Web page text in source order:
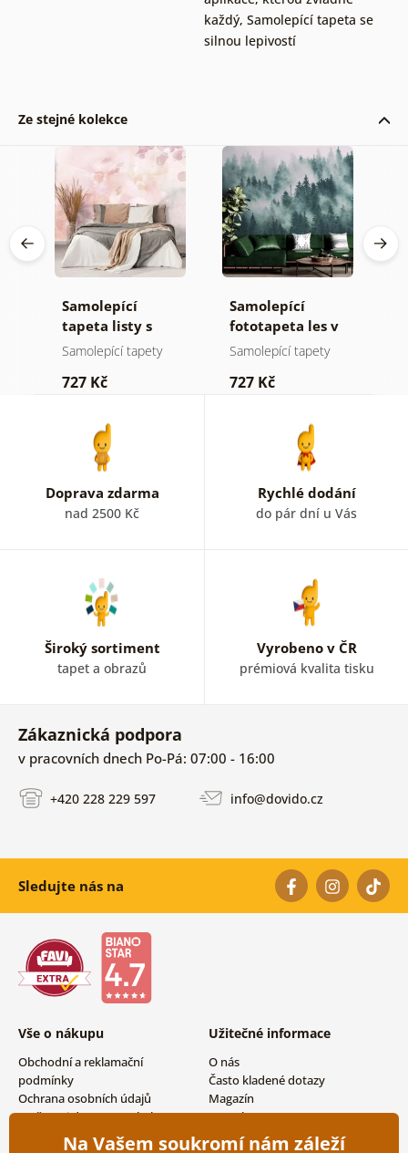
každý, Samolepící tapeta se
silnou lepivostí
Ze stejné kolekce
Samolepící
tapeta listy s
pastelovým
Samolepící tapety
727 Kč
Samolepící
fototapeta les v
mlze
Samolepící tapety
727 Kč
Doprava zdarma
nad 2500 Kč
Rychlé dodání
do pár dní u Vás
Široký sortiment
tapet a obrazů
Vyrobeno v ČR
prémiová kvalita tisku
Zákaznická podpora
v pracovních dnech Po-Pá: 07:00 - 16:00
+420 228 229 597 info@dovido.cz
Sledujte nás na
Vše o nákupu
Obchodní a reklamační
podmínky
Ochrana osobních údajů
Možnosti dopravy a platby
Vrácení zboží
Užitečné informace
O nás
Často kladené dotazy
Magazín
Kontakty
Velkoobchodní spolupráce
Na Vašem soukromí nám záleží